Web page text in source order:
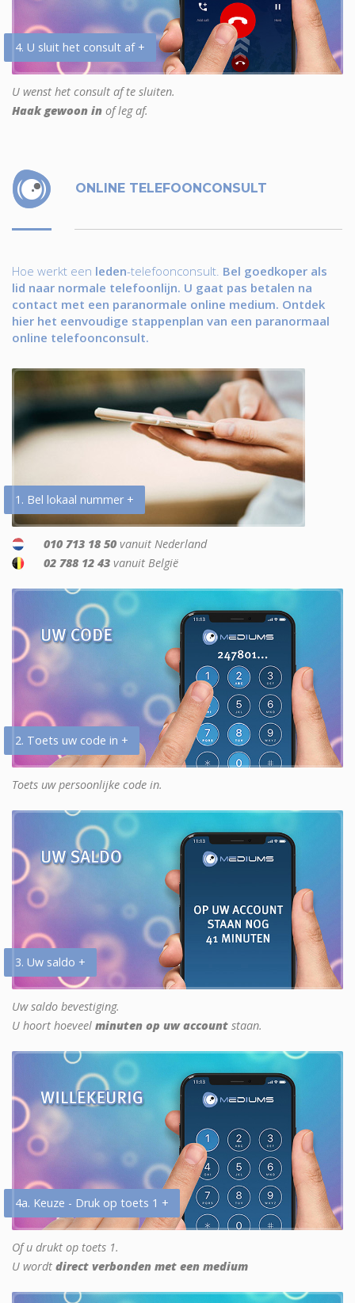
4. U sluit het consult af +
U wenst het consult af te sluiten.
Haak gewoon in of leg af.
ONLINE TELEFOONCONSULT
Hoe werkt een leden-telefoonconsult. Bel goedkoper als
lid naar normale telefoonlijn. U gaat pas betalen na
contact met een paranormale online medium. Ontdek
hier het eenvoudige stappenplan van een paranormaal
online telefoonconsult.
1. Bel lokaal nummer +
010 713 18 50 vanuit Nederland
02 788 12 43 vanuit België
2. Toets uw code in +
Toets uw persoonlijke code in.
3. Uw saldo +
Uw saldo bevestiging.
U hoort hoeveel minuten op uw account staan.
4a. Keuze - Druk op toets 1 +
Of u drukt op toets 1.
U wordt direct verbonden met een medium